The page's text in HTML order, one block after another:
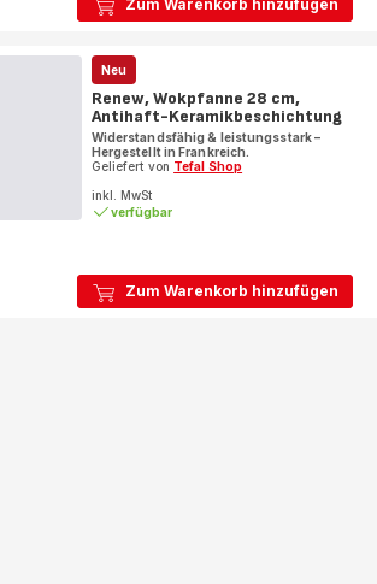
Zum Warenkorb hinzufügen
Zum Warenkorb hinzufügen
Neu
Renew, Wokpfanne 28 cm,
Antihaft-Keramikbeschichtung
Widerstandsfähig & leistungsstark –
Hergestellt in Frankreich.
Geliefert von Tefal Shop
inkl. MwSt
verfügbar